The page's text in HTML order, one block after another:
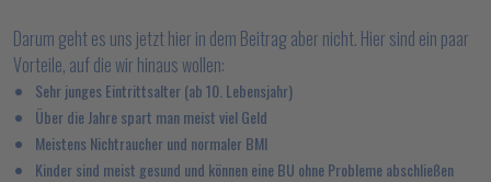
Darum geht es uns jetzt hier in dem Beitrag aber nicht. Hier sind ein paar
Vorteile, auf die wir hinaus wollen:
Sehr junges Eintrittsalter (ab 10. Lebensjahr)
Über die Jahre spart man meist viel Geld
Meistens Nichtraucher und normaler BMI
Kinder sind meist gesund und können eine BU ohne Probleme abschließen